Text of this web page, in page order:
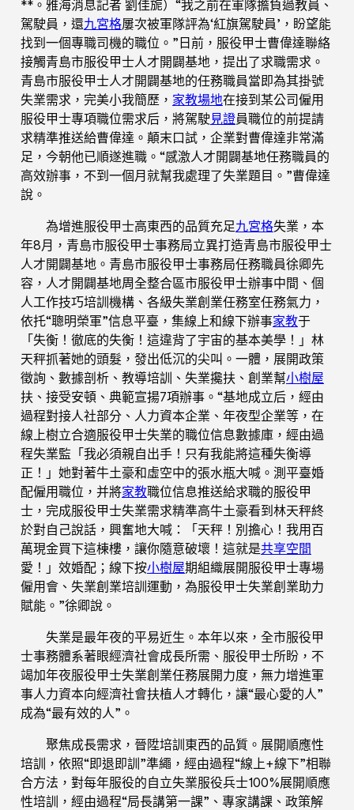
**。雅海消息記者 劉佳旎）“我之前在軍隊擔負過教員、
駕駛員，還九宮格屢次被軍隊評為‘紅旗駕駛員’，盼望能
找到一個專職司機的職位。”日前，服役甲士曹偉達聯絡
接觸青島市服役甲士人才開闢基地，提出了求職需求。
青島市服役甲士人才開闢基地的任務職員當即為其掛號
失業需求，完美小我簡歷， 家教場地在接到某公司僱用
服役甲士專項職位需求后，將駕駛 見證員職位的前提請
求精準推送給曹偉達。顛末口試，企業對曹偉達非常滿
足，今朝他已順遂進職。“感激人才開闢基地任務職員的
高效辦事，不到一個月就幫我處理了失業題目。”曹偉達
說。
為增進服役甲士高東西的品質充足九宮格失業，本
年8月，青島市服役甲士事務局立異打造青島市服役甲士
人才開闢基地。青島市服役甲士事務局任務職員徐卿先
容，人才開闢基地周全整合區市服役甲士辦事中間、個
人工作技巧培訓機構、各級失業創業任務室任務氣力，
依托“聰明榮軍”信息平臺，集線上和線下辦事家教于
「失衡！徹底的失衡！這違背了宇宙的基本美學！」林
天秤抓著她的頭髮，發出低沉的尖叫。一體，展開政策
徵詢、數據剖析、教導培訓、失業攙扶、創業幫小樹屋
扶、接受安頓、典範宣揚7項辦事。“基地成立后，經由
過程對接人社部分、人力資本企業、年夜型企業等，在
線上樹立合適服役甲士失業的職位信息數據庫，經由過
程失業監「我必須親自出手！只有我能將這種失衡導
正！」她對著牛土豪和虛空中的張水瓶大喊。測平臺婚
配僱用職位，并將家教職位信息推送給求職的服役甲
士，完成服役甲士失業需求精準高牛土豪看到林天秤終
於對自己說話，興奮地大喊：「天秤！別擔心！我用百
萬現金買下這棟樓，讓你隨意破壞！這就是共享空間
愛！」效婚配；線下按小樹屋期組織展開服役甲士專場
僱用會、失業創業培訓運動，為服役甲士失業創業助力
賦能。”徐卿說。
失業是最年夜的平易近生。本年以來，全市服役甲
士事務體系著眼經濟社會成長所需、服役甲士所盼，不
竭加年夜服役甲士失業創業任務展開力度，無力增進軍
事人力資本向經濟社會扶植人才轉化，讓“最心愛的人”
成為“最有效的人”。
聚焦成長需求，晉陞培訓東西的品質。展開順應性
培訓，依照“即退即訓”準繩，經由過程“線上+線下”相聯
合方法，對每年服役的自立失業服役兵士100%展開順應
性培訓，經由過程“局長講第一課”、專家講課、政策解